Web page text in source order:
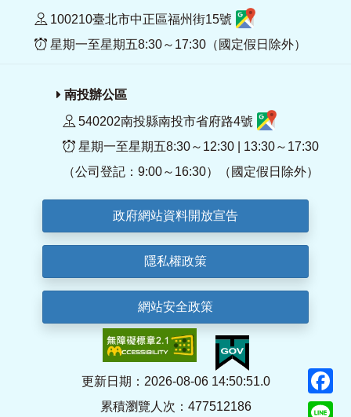
100210臺北市中正區福州街15號
星期一至星期五8:30～17:30（國定假日除外）
南投辦公區
540202南投縣南投市省府路4號
星期一至星期五8:30～12:30 | 13:30～17:30
（公司登記：9:00～16:30）（國定假日除外）
政府網站資料開放宣告
隱私權政策
網站安全政策
更新日期：2026-08-06 14:50:51.0
累積瀏覽人次：477512186